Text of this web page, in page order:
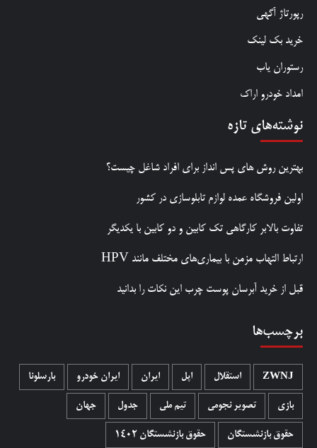
رپورتاژ آگهی
خرید بک لینک
رستوران یاب
امداد خودرو اراک
نوشته‌های تازه
بهترین روش‌ های پس‌ انداز برای افراد شاغل چیست؟
اولین فروشگاه عمده لوازم تابلوسازی در کشور
تفاوت بالابر کارگاهی تک کابین و دو کابین با یکدیگر
ارتباط التهاب مزمن با بیماری‌های مختلف مانند HPV
قبل از خرید آبرسان پوست چرب این نکات را بدانید
برچسب‌ها
ZWNJ استقلال اپل ایران ایران خودرو بارسلونا
بازی تصویر نجومی تیم ملی جدول جهان
حقوق بازنشستگان حقوق بازنشستگان 1402